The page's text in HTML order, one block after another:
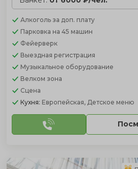
Алкоголь за доп. плату
Парковка на 45 машин
Фейерверк
Выездная регистрация
Музыкальное оборудование
Велком зона
Сцена
Кухня: Европейская, Детское меню